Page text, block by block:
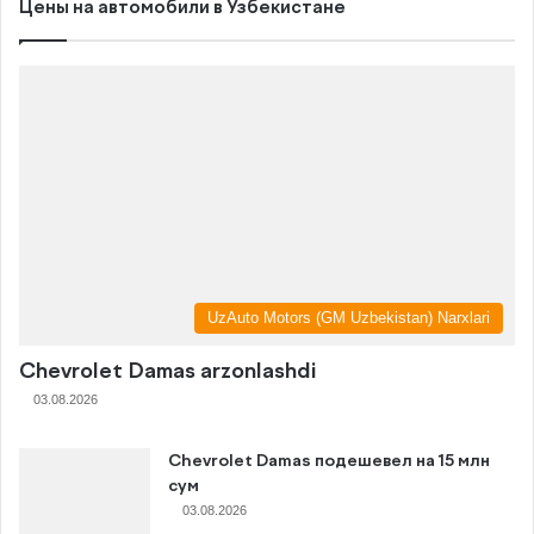
Цены на автомобили в Узбекистане
UzAuto Motors (GM Uzbekistan) Narxlari
Chevrolet Damas arzonlashdi
03.08.2026
Chevrolet Damas подешевел на 15 млн
сум
03.08.2026